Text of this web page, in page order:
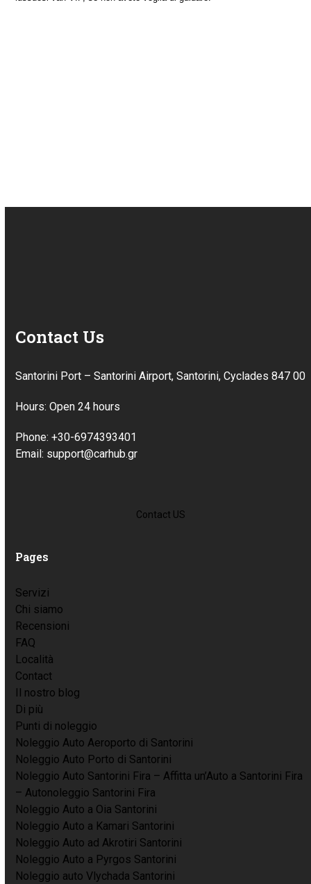
Contact Us
Santorini Port – Santorini Airport, Santorini, Cyclades 847 00
Hours: Open 24 hours
Phone: +30-6974393401
Email: support@carhub.gr
Contact US
Pages
Servizi
Chi siamo
Recensioni
FAQ
Località
Contact
Il nostro blog
Di più
Punti di noleggio
Noleggio Auto Aeroporto di Santorini
Noleggio Auto Porto di Santorini
Noleggio Auto Santorini Fira – Affitta un’Auto a Santorini Fira
– Autonoleggio Santorini Fira
Noleggio Auto a Oia Santorini
Noleggio Auto a Kamari Santorini
Noleggio Auto ad Akrotiri Santorini
Noleggio Auto a Pyrgos Santorini
Noleggio auto Vlychada Santorini